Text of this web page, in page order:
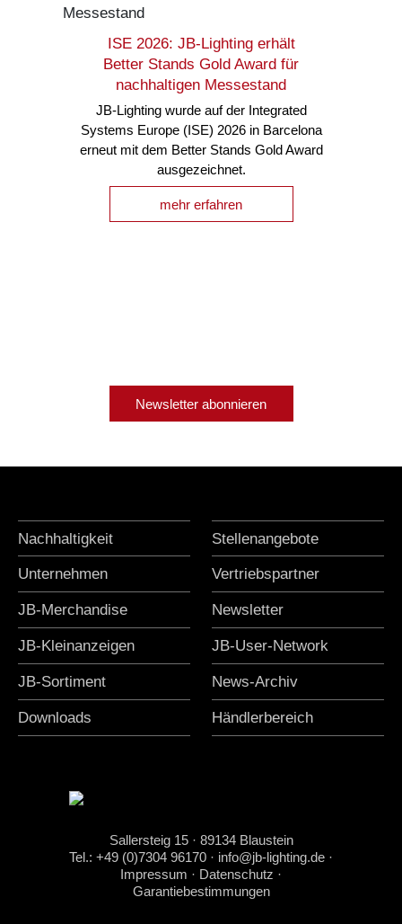
ISE 2026: JB-Lighting erhält
Better Stands Gold Award für
nachhaltigen Messestand
JB-Lighting wurde auf der Integrated
Systems Europe (ISE) 2026 in Barcelona
erneut mit dem Better Stands Gold Award
ausgezeichnet.
mehr erfahren
Newsletter abonnieren
Nachhaltigkeit Stellenangebote
Unternehmen Vertriebspartner
JB-Merchandise Newsletter
JB-Kleinanzeigen JB-User-Network
JB-Sortiment News-Archiv
Downloads Händlerbereich
Sallersteig 15 · 89134 Blaustein
Tel.: +49 (0)7304 96170 · info@jb-lighting.de ·
Impressum · Datenschutz ·
Garantiebestimmungen